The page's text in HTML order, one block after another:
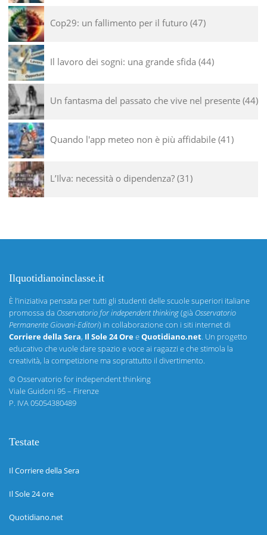
Cop29: un fallimento per il futuro 47
Il lavoro dei sogni: una grande sfida 44
Un fantasma del passato che vive nel presente 44
Quando l'app meteo non è più affidabile 41
L’Ilva: necessità o dipendenza? 31
Ilquotidianoinclasse.it
È l’iniziativa pensata per tutti gli studenti delle scuole superiori italiane
promossa da Osservatorio for independent thinking(già Osservatorio
Permanente Giovani-Editori) in collaborazione con i siti internet di
Corriere della Sera, Il Sole 24 OreeQuotidiano.net. Un progetto
educativo che vuole dare spazio e voce ai ragazzi e che stimola la
creatività, la competizione ma soprattutto il divertimento.
©Osservatorio for independent thinking
Viale Guidoni 95 – Firenze
P. IVA 05054380489
Testate
Il Corriere della Sera
Il Sole 24 ore
Quotidiano.net